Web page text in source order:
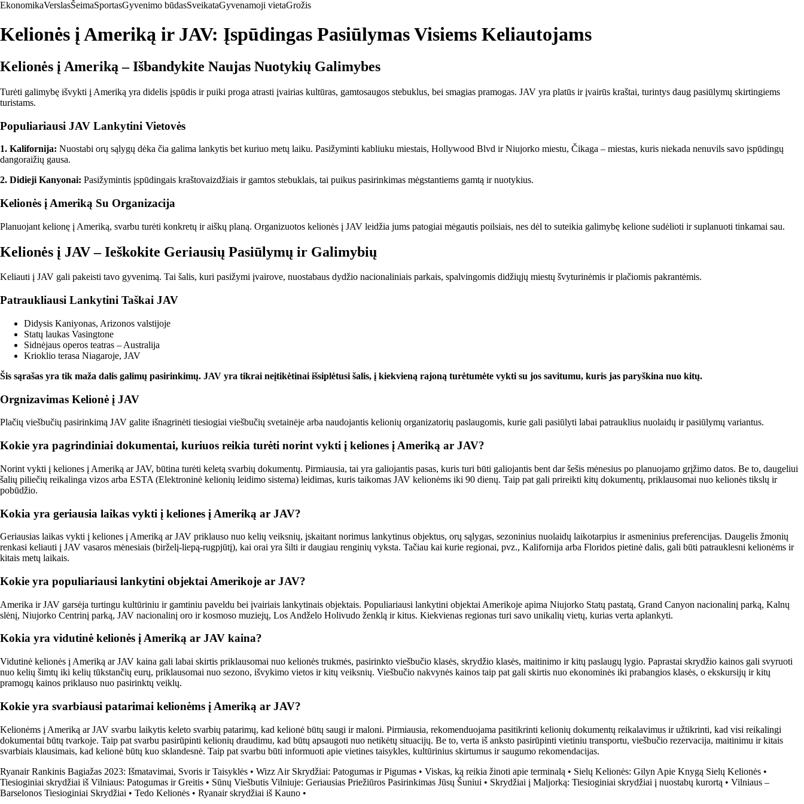
EkonomikaVerslasŠeimaSportasGyvenimo būdasSveikataGyvenamoji vietaGrožis
Kelionės į Ameriką ir JAV: Įspūdingas Pasiūlymas Visiems Keliautojams
Kelionės į Ameriką – Išbandykite Naujas Nuotykių Galimybes
Turėti galimybę išvykti į Ameriką yra didelis įspūdis ir puiki proga atrasti įvairias kultūras, gamtosaugos stebuklus, bei smagias pramogas. JAV yra platūs ir įvairūs kraštai, turintys daug pasiūlymų skirtingiems
turistams.
Populiariausi JAV Lankytini Vietovės
1. Kalifornija: Nuostabi orų sąlygų dėka čia galima lankytis bet kuriuo metų laiku. Pasižyminti kabliuku miestais, Hollywood Blvd ir Niujorko miestu, Čikaga – miestas, kuris niekada nenuvils savo įspūdingų
dangoraižių gausa.
2. Didieji Kanyonai: Pasižymintis įspūdingais kraštovaizdžiais ir gamtos stebuklais, tai puikus pasirinkimas mėgstantiems gamtą ir nuotykius.
Kelionės į Ameriką Su Organizacija
Planuojant kelionę į Ameriką, svarbu turėti konkretų ir aiškų planą. Organizuotos kelionės į JAV leidžia jums patogiai mėgautis poilsiais, nes dėl to suteikia galimybę kelione sudėlioti ir suplanuoti tinkamai sau.
Kelionės į JAV – Ieškokite Geriausių Pasiūlymų ir Galimybių
Keliauti į JAV gali pakeisti tavo gyvenimą. Tai šalis, kuri pasižymi įvairove, nuostabaus dydžio nacionaliniais parkais, spalvingomis didžiųjų miestų švyturinėmis ir plačiomis pakrantėmis.
Patraukliausi Lankytini Taškai JAV
Didysis Kaniyonas, Arizonos valstijoje
Statų laukas Vasingtone
Sidnėjaus operos teatras – Australija
Krioklio terasa Niagaroje, JAV
Šis sąrašas yra tik maža dalis galimų pasirinkimų. JAV yra tikrai neįtikėtinai išsiplėtusi šalis, į kiekvieną rajoną turėtumėte vykti su jos savitumu, kuris jas paryškina nuo kitų.
Orgnizavimas Kelionė į JAV
Plačių viešbučių pasirinkimą JAV galite išnagrinėti tiesiogiai viešbučių svetainėje arba naudojantis kelionių organizatorių paslaugomis, kurie gali pasiūlyti labai patrauklius nuolaidų ir pasiūlymų variantus.
Kokie yra pagrindiniai dokumentai, kuriuos reikia turėti norint vykti į keliones į Ameriką ar JAV?
Norint vykti į keliones į Ameriką ar JAV, būtina turėti keletą svarbių dokumentų. Pirmiausia, tai yra galiojantis pasas, kuris turi būti galiojantis bent dar šešis mėnesius po planuojamo grįžimo datos. Be to, daugeliui
šalių piliečių reikalinga vizos arba ESTA (Elektroninė kelionių leidimo sistema) leidimas, kuris taikomas JAV kelionėms iki 90 dienų. Taip pat gali prireikti kitų dokumentų, priklausomai nuo kelionės tikslų ir
pobūdžio.
Kokia yra geriausia laikas vykti į keliones į Ameriką ar JAV?
Geriausias laikas vykti į keliones į Ameriką ar JAV priklauso nuo kelių veiksnių, įskaitant norimus lankytinus objektus, orų sąlygas, sezoninius nuolaidų laikotarpius ir asmeninius preferencijas. Daugelis žmonių
renkasi keliauti į JAV vasaros mėnesiais (birželį-liepą-rugpjūtį), kai orai yra šilti ir daugiau renginių vyksta. Tačiau kai kurie regionai, pvz., Kalifornija arba Floridos pietinė dalis, gali būti patrauklesni kelionėms ir
kitais metų laikais.
Kokie yra populiariausi lankytini objektai Amerikoje ar JAV?
Amerika ir JAV garsėja turtingu kultūriniu ir gamtiniu paveldu bei įvairiais lankytinais objektais. Populiariausi lankytini objektai Amerikoje apima Niujorko Statų pastatą, Grand Canyon nacionalinį parką, Kalnų
slėnį, Niujorko Centrinį parką, JAV nacionalinį oro ir kosmoso muziejų, Los Andželo Holivudo ženklą ir kitus. Kiekvienas regionas turi savo unikalių vietų, kurias verta aplankyti.
Kokia yra vidutinė kelionės į Ameriką ar JAV kaina?
Vidutinė kelionės į Ameriką ar JAV kaina gali labai skirtis priklausomai nuo kelionės trukmės, pasirinkto viešbučio klasės, skrydžio klasės, maitinimo ir kitų paslaugų lygio. Paprastai skrydžio kainos gali svyruoti
nuo kelių šimtų iki kelių tūkstančių eurų, priklausomai nuo sezono, išvykimo vietos ir kitų veiksnių. Viešbučio nakvynės kainos taip pat gali skirtis nuo ekonominės iki prabangios klasės, o ekskursijų ir kitų
pramogų kainos priklauso nuo pasirinktų veiklų.
Kokie yra svarbiausi patarimai kelionėms į Ameriką ar JAV?
Kelionėms į Ameriką ar JAV svarbu laikytis keleto svarbių patarimų, kad kelionė būtų saugi ir maloni. Pirmiausia, rekomenduojama pasitikrinti kelionių dokumentų reikalavimus ir užtikrinti, kad visi reikalingi
dokumentai būtų tvarkoje. Taip pat svarbu pasirūpinti kelionių draudimu, kad būtų apsaugoti nuo netikėtų situacijų. Be to, verta iš anksto pasirūpinti vietiniu transportu, viešbučio rezervacija, maitinimu ir kitais
svarbiais klausimais, kad kelionė būtų kuo sklandesnė. Taip pat svarbu būti informuoti apie vietines taisykles, kultūrinius skirtumus ir saugumo rekomendacijas.
Ryanair Rankinis Bagiažas 2023: Išmatavimai, Svoris ir Taisyklės • Wizz Air Skrydžiai: Patogumas ir Pigumas • Viskas, ką reikia žinoti apie terminalą • Sielų Kelionės: Gilyn Apie Knygą Sielų Kelionės •
Tiesioginiai skrydžiai iš Vilniaus: Patogumas ir Greitis • Sūnų Viešbutis Vilniuje: Geriausias Priežiūros Pasirinkimas Jūsų Šuniui • Skrydžiai į Maljorką: Tiesioginiai skrydžiai į nuostabų kurortą • Vilniaus –
Barselonos Tiesioginiai Skrydžiai • Tedo Kelionės • Ryanair skrydžiai iš Kauno •